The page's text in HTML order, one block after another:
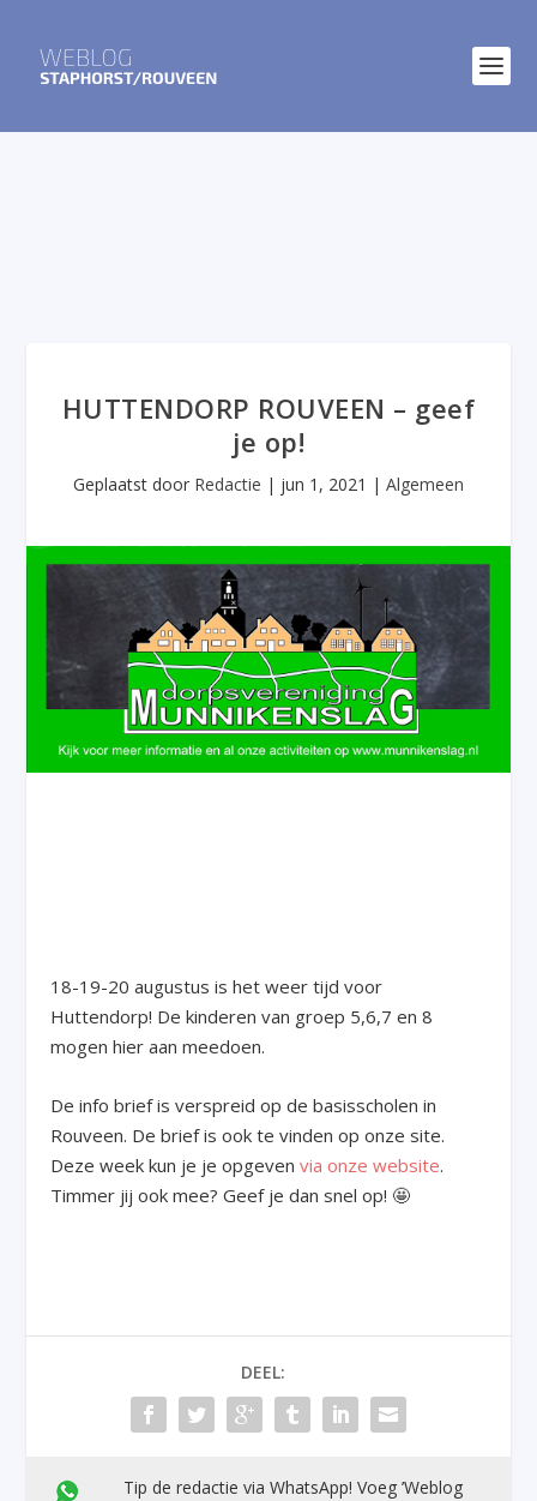
HUTTENDORP ROUVEEN – geef
je op!
Geplaatst door Redactie | jun 1, 2021 | Algemeen
18-19-20 augustus is het weer tijd voor
Huttendorp! De kinderen van groep 5,6,7 en 8
mogen hier aan meedoen.
De info brief is verspreid op de basisscholen in
Rouveen. De brief is ook te vinden op onze site.
Deze week kun je je opgevenvia onze website.
Timmer jij ook mee? Geef je dan snel op! 🤩
DEEL:
Tip de redactie via WhatsApp! Voeg ’Weblog